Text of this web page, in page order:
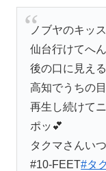
ノブヤのキッ
仙台行けてへ
後の口に見え
高知でうちの
再生し続けて
ポッ💕
タクマさんい
#10-FEET#タ